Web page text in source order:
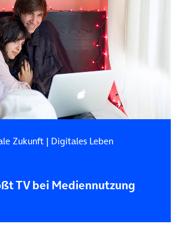
Zukunft| Digitales Leben
TV bei Mediennutzung